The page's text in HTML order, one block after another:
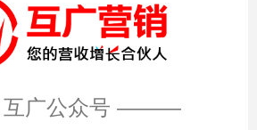
广公众号 ———